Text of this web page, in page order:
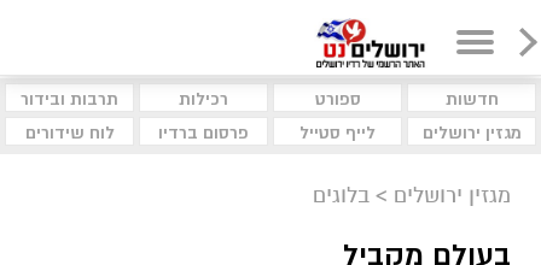
חדשות ספורט רכילות
תרבות ובידור
מגזין ירושלים
לייף סטייל פרסום ברדיו לוח שידורים
מגזין ירושלים > בלוגים
בעולם מקביל